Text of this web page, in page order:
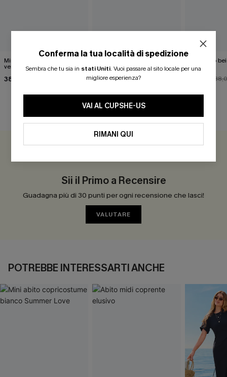
Mini abito copricostume
verde "Summer Stillness"
38,00 €
Mini abito copricostume a
righe "Ride the Wave"
30,00 €35,00 €
Mini abito
Season
RECENSIONI DEI CLIENTI
Sii il Primo a Recensire
Guadagna più di 30 punti per ogni recensione che lasci!
VALUTARE
POTREBBE INTERESSARTI ANCHE
Conferma la tua località di spedizione
Sembra che tu sia in stati Uniti. Vuoi passare al sito locale per una
migliore esperienza?
VAI AL CUPSHE-US
RIMANI QUI